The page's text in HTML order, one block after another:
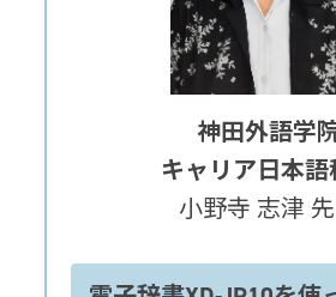
神田外語学
キャリア日本
小野寺 志津